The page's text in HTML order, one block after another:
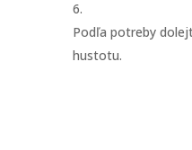
Podľa potreby
hustotu.